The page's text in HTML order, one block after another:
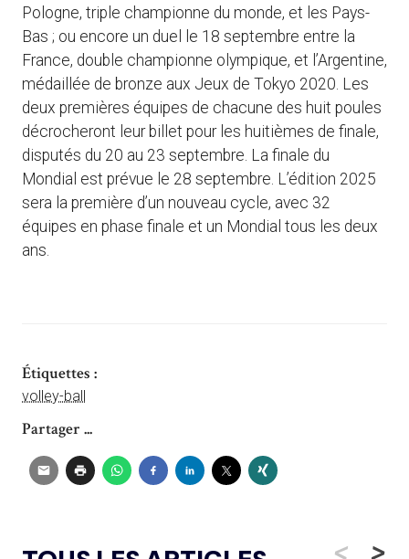
Pologne, triple championne du monde, et les Pays-
Bas ; ou encore un duel le 18 septembre entre la
France, double championne olympique, et l’Argentine,
médaillée de bronze aux Jeux de Tokyo 2020. Les
deux premières équipes de chacune des huit poules
décrocheront leur billet pour les huitièmes de finale,
disputés du 20 au 23 septembre. La finale du
Mondial est prévue le 28 septembre. L’édition 2025
sera la première d’un nouveau cycle, avec 32
équipes en phase finale et un Mondial tous les deux
ans.
Étiquettes :
volley-ball
Partager ...